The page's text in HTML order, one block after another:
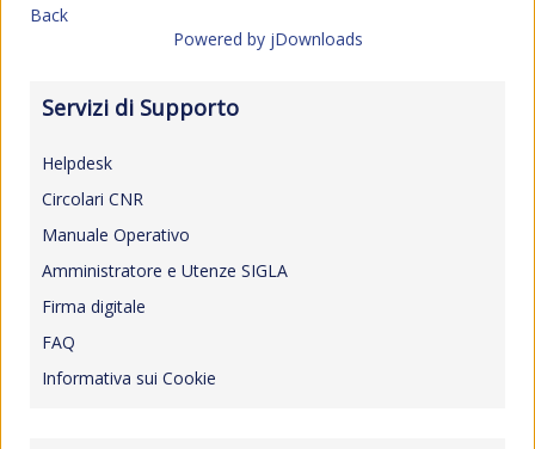
Back
Powered by jDownloads
Servizi di Supporto
Helpdesk
Circolari CNR
Manuale Operativo
Amministratore e Utenze SIGLA
Firma digitale
FAQ
Informativa sui Cookie